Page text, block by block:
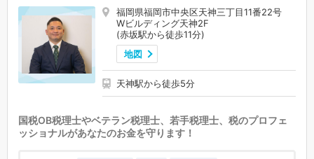
福岡県福岡市中央区天神三丁目11番22号
Wビルディング天神2F
(赤坂駅から徒歩11分)
地図
天神駅から徒歩5分
国税OB税理士やベテラン税理士、若手税理士、税のプロフェ
ッショナルがあなたのお金を守ります！